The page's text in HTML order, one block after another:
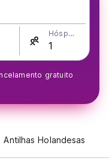
Hóspedes
gratuito
Antilhas Holandesas